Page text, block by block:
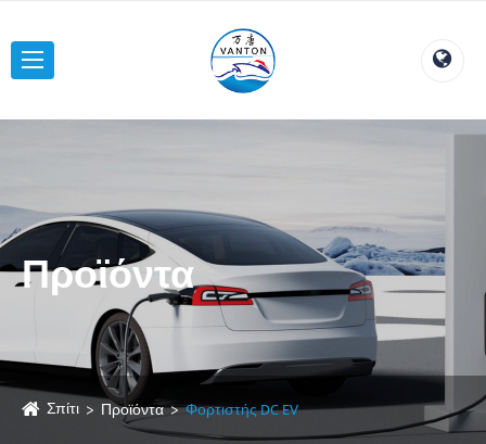
Προϊόντα
Σπίτι Προϊόντα Φορτιστής DC EV